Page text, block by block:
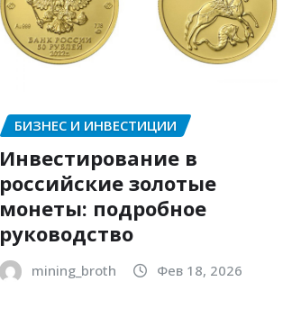
БИЗНЕС И ИНВЕСТИЦИИ
Инвестирование в
российские золотые
монеты: подробное
руководство
mining_broth Фев 18, 2026